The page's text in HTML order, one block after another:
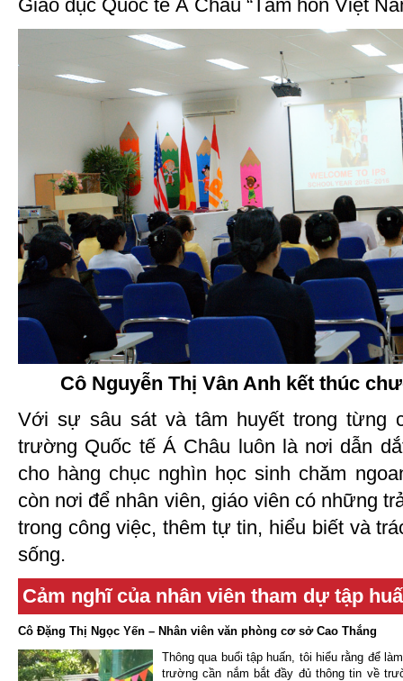
Giáo dục Quốc tế Á Châu “Tâm hồn Việt
Cô Nguyễn Thị Vân Anh kết thúc
Với sự sâu sát và tâm huyết trong từng
trường Quốc tế Á Châu luôn là nơi dẫn
cho hàng chục nghìn học sinh chăm
còn nơi để nhân viên, giáo viên có những
trong công việc, thêm tự tin, hiểu biết và
sống.
Cảm nghĩ của nhân viên tham dự tập
Cô Đặng Thị Ngọc Yến – Nhân viên văn phòng cơ sở Cao Thắng
Thông qua buổi tập huấn, tôi hiểu rằng để
trường cần nắm bắt đầy đủ thông tin về